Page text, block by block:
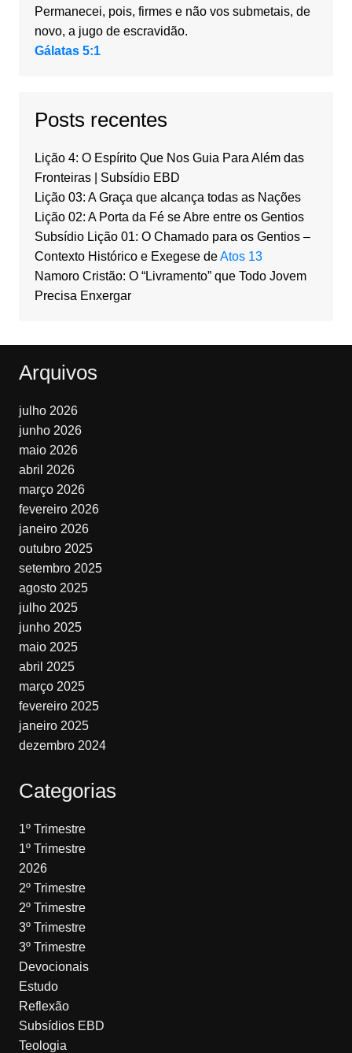
Permanecei, pois, firmes e não vos submetais, de
novo, a jugo de escravidão.
Gálatas 5:1
Posts recentes
Lição 4: O Espírito Que Nos Guia Para Além das
Fronteiras | Subsídio EBD
Lição 03: A Graça que alcança todas as Nações
Lição 02: A Porta da Fé se Abre entre os Gentios
Subsídio Lição 01: O Chamado para os Gentios –
Contexto Histórico e Exegese deAtos 13
Namoro Cristão: O “Livramento” que Todo Jovem
Precisa Enxergar
Arquivos
julho 2026
junho 2026
maio 2026
abril 2026
março 2026
fevereiro 2026
janeiro 2026
outubro 2025
setembro 2025
agosto 2025
julho 2025
junho 2025
maio 2025
abril 2025
março 2025
fevereiro 2025
janeiro 2025
dezembro 2024
Categorias
1º Trimestre
1º Trimestre
2026
2º Trimestre
2º Trimestre
3º Trimestre
3º Trimestre
Devocionais
Estudo
Reflexão
Subsídios EBD
Teologia